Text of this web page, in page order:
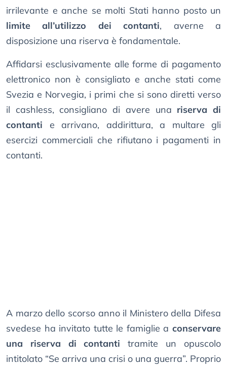
irrilevante e anche se molti Stati hanno posto un
limite all’utilizzo dei contanti, averne a
disposizione una riserva è fondamentale.
Affidarsi esclusivamente alle forme di pagamento
elettronico non è consigliato e anche stati come
Svezia e Norvegia, i primi che si sono diretti verso
il cashless, consigliano di avere una riserva di
contanti e arrivano, addirittura, a multare gli
esercizi commerciali che rifiutano i pagamenti in
contanti.
A marzo dello scorso anno il Ministero della Difesa
svedese ha invitato tutte le famiglie a conservare
una riserva di contanti tramite un opuscolo
intitolato “Se arriva una crisi o una guerra”. Proprio